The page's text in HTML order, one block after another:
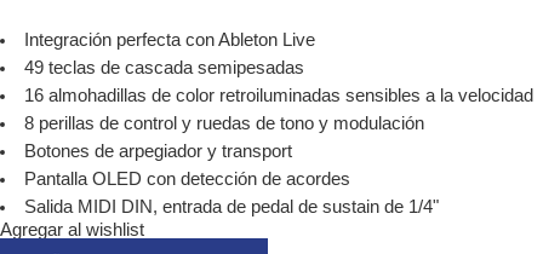
Integración perfecta con Ableton Live
49 teclas de cascada semipesadas
16 almohadillas de color retroiluminadas sensibles a la velocidad
8 perillas de control y ruedas de tono y modulación
Botones de arpegiador y transport
Pantalla OLED con detección de acordes
Salida MIDI DIN, entrada de pedal de sustain de 1/4"
Agregar al wishlist